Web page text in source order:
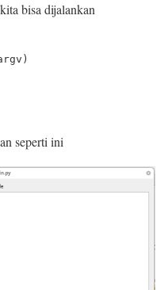
bisa dijalankan
seperti ini